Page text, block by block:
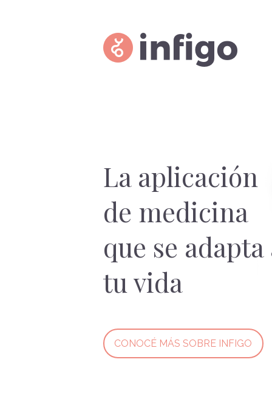
La aplicación
de medicina
que se adapta
tu vida
CONOCÉ MÁS SOBRE INFIGO